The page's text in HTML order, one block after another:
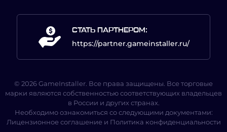
СТАТЬ ПАРТНЕРОМ:
https://partner.gameinstaller.ru/
© 2026 GameInstaller. Все права защищены. Все торговые
марки являются собственностью соответствующих владельцев
в России и других странах.
Необходимо ознакомиться со следующими документами:
Лицензионное соглашение и Политика конфиденциальности